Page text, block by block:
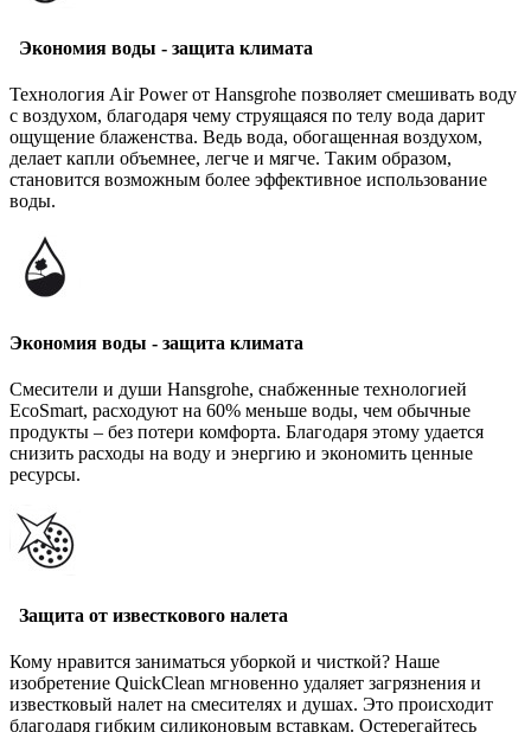
Экономия воды - защита климата
Технология Air Power от Hansgrohe позволяет смешивать воду
с воздухом, благодаря чему струящаяся по телу вода дарит
ощущение блаженства. Ведь вода, обогащенная воздухом,
делает капли объемнее, легче и мягче. Таким образом,
становится возможным более эффективное использование
воды.
Экономия воды - защита климата
Смесители и души Hansgrohe, снабженные технологией
EcoSmart, расходуют на 60% меньше воды, чем обычные
продукты – без потери комфорта. Благодаря этому удается
снизить расходы на воду и энергию и экономить ценные
ресурсы.
Защита от известкового налета
Кому нравится заниматься уборкой и чисткой? Наше
изобретение QuickClean мгновенно удаляет загрязнения и
известковый налет на смесителях и душах. Это происходит
благодаря гибким силиконовым вставкам. Остерегайтесь